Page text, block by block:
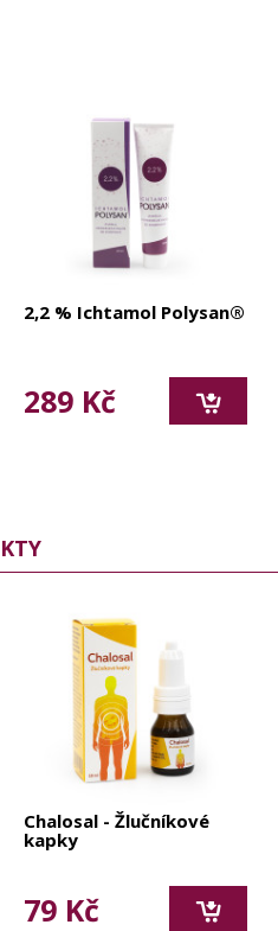
2,2 % Ichtamol Polysan®
289 Kč
Chalosal - Žlučníkové
kapky
79 Kč